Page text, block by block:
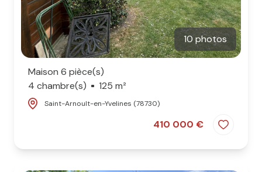
10 photos
Maison 6 pièce(s)
4 chambre(s)
125 m²
Saint-Arnoult-en-Yvelines (78730)
410 000 €